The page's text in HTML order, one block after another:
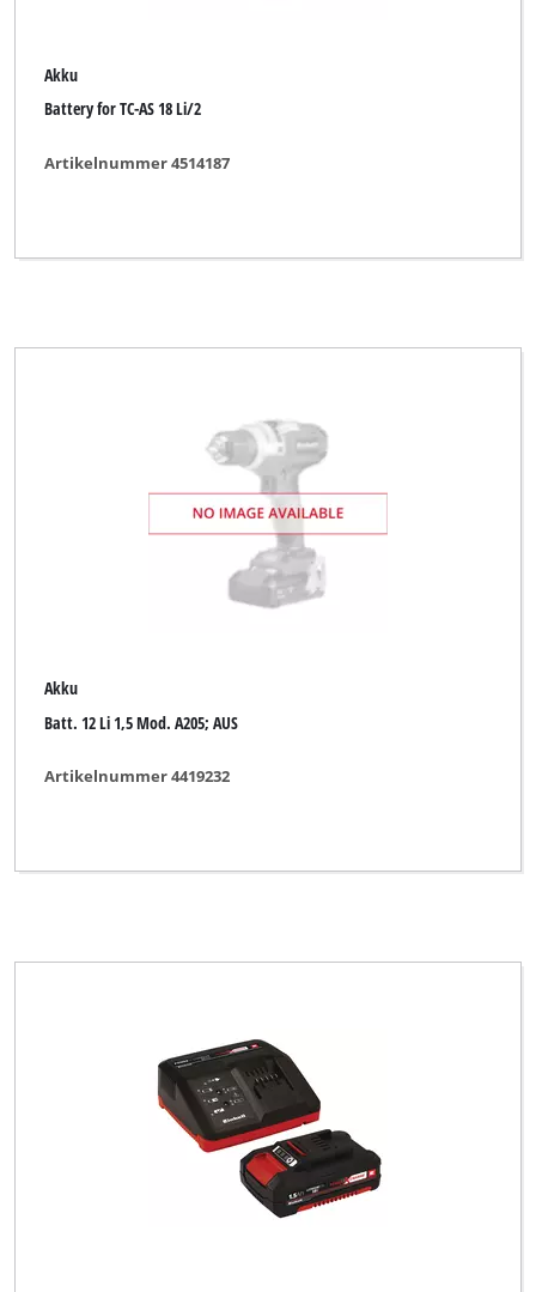
Akku
Battery for TC-AS 18 Li/2
Artikelnummer 4514187
Akku
Batt. 12 Li 1,5 Mod. A205; AUS
Artikelnummer 4419232